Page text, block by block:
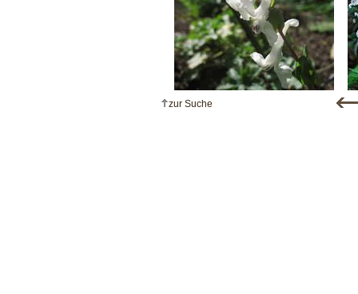
zur Suche